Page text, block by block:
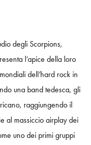
degli Scorpions,
l’apice della loro
dell’hard rock in
una band tedesca, gli
raggiungendo il
al massiccio airplay dei
uno dei primi gruppi